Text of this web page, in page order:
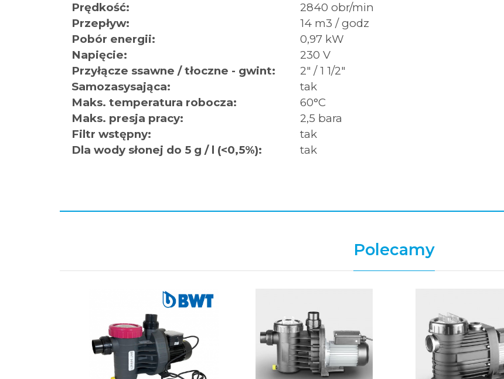
Prędkość:
2840 obr/min
Przepływ:
14 m3 / godz
Pobór energii:
0,97 kW
Napięcie:
230 V
Przyłącze ssawne / tłoczne - gwint:
2" / 1 1/2"
Samozasysająca:
tak
Maks. temperatura robocza:
60°C
Maks. presja pracy:
2,5 bara
Filtr wstępny:
tak
Dla wody słonej do 5 g / l (<0,5%):
tak
Polecamy